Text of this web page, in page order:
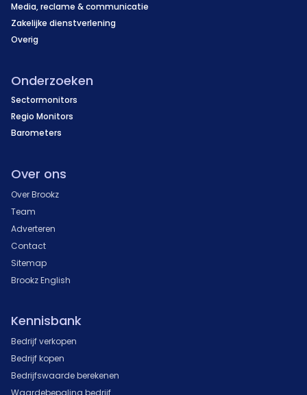
Media, reclame & communicatie
Zakelijke dienstverlening
Overig
Onderzoeken
Sectormonitors
Regio Monitors
Barometers
Over ons
Over Brookz
Team
Adverteren
Contact
Sitemap
Brookz English
Kennisbank
Bedrijf verkopen
Bedrijf kopen
Bedrijfswaarde berekenen
Waardebepaling bedrijf